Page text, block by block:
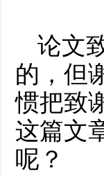
论文
的，但
惯把致
这篇文
呢？